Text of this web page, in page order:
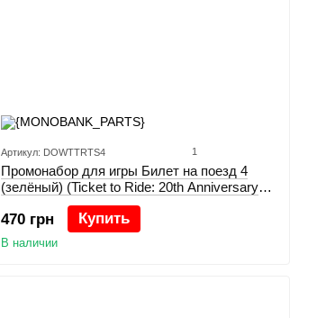
Артикул: DOWTTRTS4 1
Промонабор для игры Билет на поезд 4
(зелёный) (Ticket to Ride: 20th Anniversary
Deluxe Train Set)
470 грн Купить
В наличии